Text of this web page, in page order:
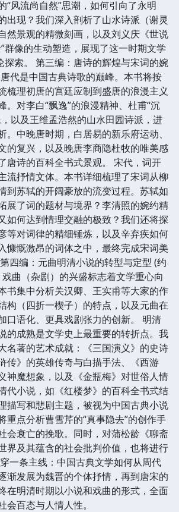
“风流尚自然”思潮，如何引向了永明
出现？我们深入剖析了山水诗派（谢灵
然景观的精微刻画，以及刘义庆《世说
群像的生动塑造，展现了这一时期文学
探索。 第三编：唐诗的辉煌与宋词的婉
代是中国古典诗歌的巅峰。本书将按
梳理初唐的宫廷应制到盛唐的浪漫主义
。对李白“飘逸”的浪漫精神、杜甫“沉
以及王维孟浩然的山水田园诗派，进
。中晚唐时期，白居易的新乐府运动、
的复兴，以及晚唐李商隐杜牧的唯美感
唐诗的百科全书式景观。 宋代，词开
流抒情文体。本书详细梳理了宋词从柳
到苏轼的开阔豪放的流变过程。苏轼如
展了词的题材与境界？李清照的婉约精
如何达到情理交融的极致？我们还将探
等对词律的精细锤炼，以及辛弃疾如何
慷慨激昂的词体之中，最终完成宋词美
四编：元曲明清小说的转型与定型 (约
曲（杂剧）的兴盛标志着文学重心向
书集中分析关汉卿、王实甫等大家的作
构（四折一楔子）的特点，以及元曲在
口语化、更具戏剧张力的创新。 明清
的成熟是文学史上最重要的转折点。我
名著的艺术成就：《三国演义》的史诗
传》的英雄传奇与白描手法、《西游
神魔想象，以及《金瓶梅》对世俗人情
代小说，如《红楼梦》的百科全书式结
描写和悲剧主题，被视为中国古典小说
重点分析曹雪芹的“真事隐去”的创作手
会衰亡的挽歌。同时，对蒲松龄《聊斋
界及其蕴含的社会批判价值，也将进行
一条主线：中国古典文学如何从周代
渐发展为魏晋的个体抒情，再到唐宋的
在明清时期以小说和戏曲的形式，全面
会百态与人情人性。